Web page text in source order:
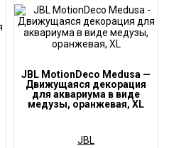
JBL MotionDeco Medusa —
Движущаяся декорация
для аквариума в виде
медузы, оранжевая, XL
JBL